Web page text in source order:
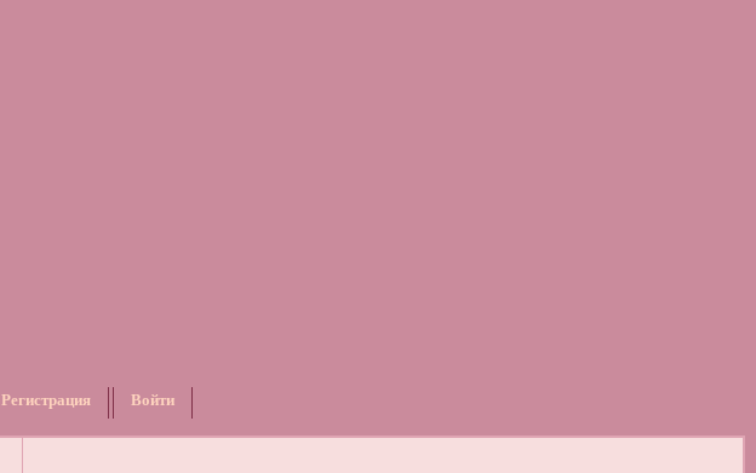
Регистрация Войти